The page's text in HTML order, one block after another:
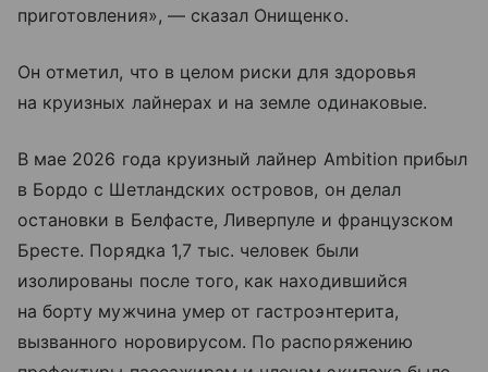
приготовления», — сказал Онищенко.
Он отметил, что в целом риски для здоровья
на круизных лайнерах и на земле одинаковые.
В мае 2026 года круизный лайнер Ambition прибыл
в Бордо с Шетландских островов, он делал
остановки в Белфасте, Ливерпуле и французском
Бресте. Порядка 1,7 тыс. человек были
изолированы после того, как находившийся
на борту мужчина умер от гастроэнтерита,
вызванного норовирусом. По распоряжению